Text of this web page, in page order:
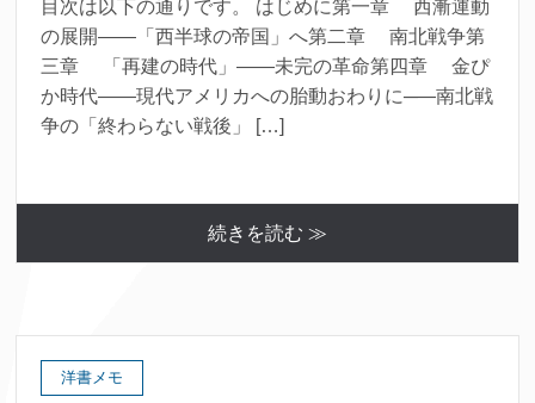
目次は以下の通りです。 はじめに第一章 西漸運動
の展開――「西半球の帝国」へ第二章 南北戦争第
三章 「再建の時代」――未完の革命第四章 金ぴ
か時代――現代アメリカへの胎動おわりに─―南北戦
争の「終わらない戦後」 […]
続きを読む ≫
洋書メモ